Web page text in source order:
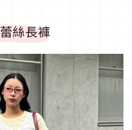
蕾絲長褲